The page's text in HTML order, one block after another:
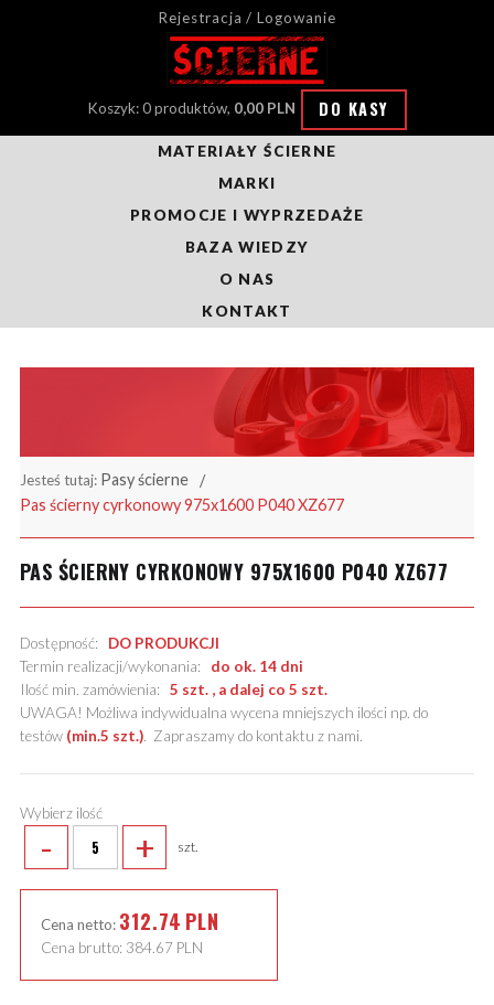
Rejestracja / Logowanie
Koszyk: 0 produktów, 0,00 PLN DO KASY
MATERIAŁY ŚCIERNE
MARKI
PROMOCJE I WYPRZEDAŻE
BAZA WIEDZY
O NAS
KONTAKT
Jesteś tutaj: Pasy ścierne
Pas ścierny cyrkonowy 975x1600 P040 XZ677
PAS ŚCIERNY CYRKONOWY 975X1600 P040 XZ677
Dostępność: DO PRODUKCJI
Termin realizacji/wykonania: do ok. 14 dni
Ilość min. zamówienia: 5 szt. , a dalej co 5 szt.
UWAGA! Możliwa indywidualna wycena mniejszych ilości np. do
testów (min.5 szt.). Zapraszamy do kontaktu z nami.
Wybierz ilość
- + szt.
Cena netto: 312.74 PLN
Cena brutto: 384.67 PLN